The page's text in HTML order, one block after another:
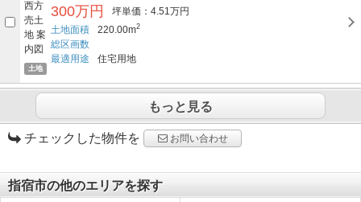
土地
300万円
坪単価：4.51万円
土地面積
220.00m2
総区画数
最適用途
住宅用地
もっと見る
チェックした物件を お問い合わせ
指宿市の他のエリアを探す